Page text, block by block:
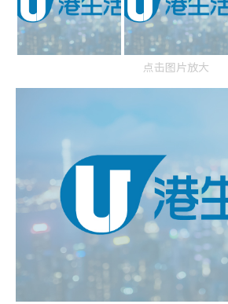
点击图片放大